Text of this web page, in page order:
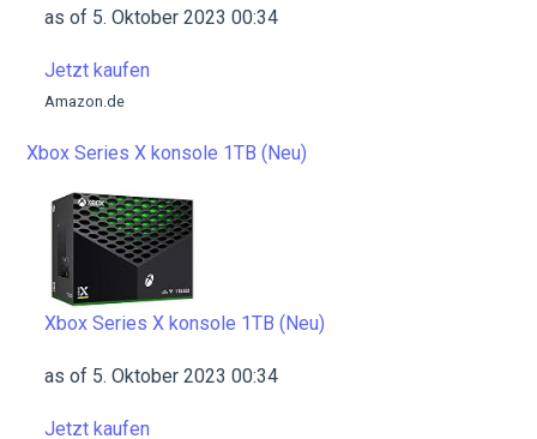
as of 5. Oktober 2023 00:34
Jetzt kaufen
Amazon.de
Xbox Series X konsole 1TB (Neu)
Xbox Series X konsole 1TB (Neu)
as of 5. Oktober 2023 00:34
Jetzt kaufen